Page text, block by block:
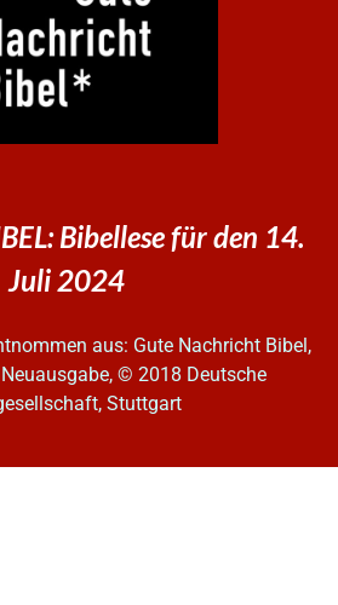
Bibellese für den 14.
Juli 2024
aus: Gute Nachricht Bibel,
© 2018 Deutsche
Stuttgart